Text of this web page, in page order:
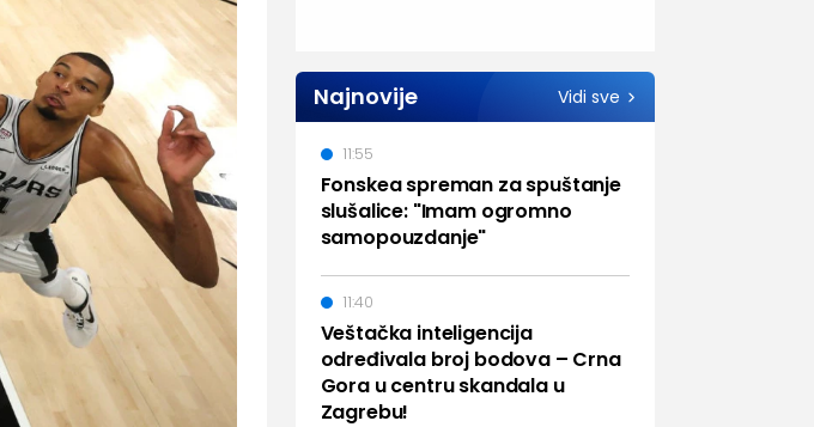
Najnovije Vidi sve
Fonskea spreman za spuštanje
slušalice: "Imam ogromno
samopouzdanje"
11:55
Veštačka inteligencija
određivala broj bodova – Crna
Gora u centru skandala u
Zagrebu!
11:40